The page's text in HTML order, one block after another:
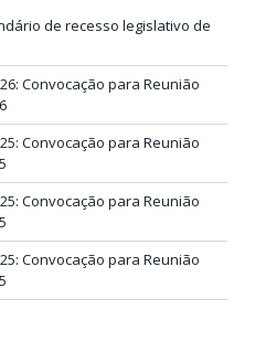
de recesso legislativo de
Convocação para Reunião
Convocação para Reunião
Convocação para Reunião
Convocação para Reunião